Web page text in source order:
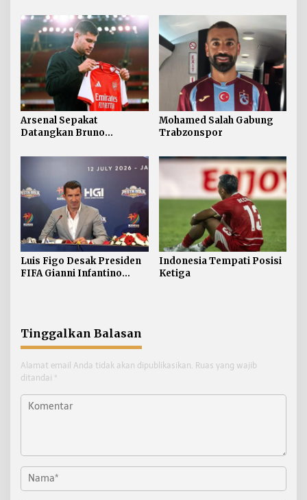
Arsenal Sepakat
Datangkan Bruno
Mohamed Salah Gabung
Trabzonspor
Luis Figo Desak Presiden
FIFA Gianni Infantino
Indonesia Tempati Posisi
Ketiga
Tinggalkan Balasan
Alamat email Anda tidak akan dipublikasikan. Ruas yang wajib
ditandai *